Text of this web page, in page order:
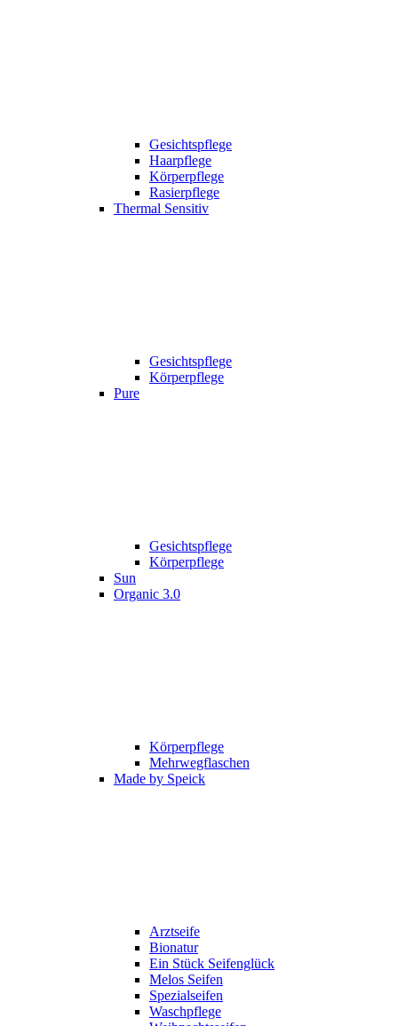
Gesichtspflege
Haarpflege
Körperpflege
Rasierpflege
Thermal Sensitiv
Gesichtspflege
Körperpflege
Pure
Gesichtspflege
Körperpflege
Sun
Organic 3.0
Körperpflege
Mehrwegflaschen
Made by Speick
Arztseife
Bionatur
Ein Stück Seifenglück
Melos Seifen
Spezialseifen
Waschpflege